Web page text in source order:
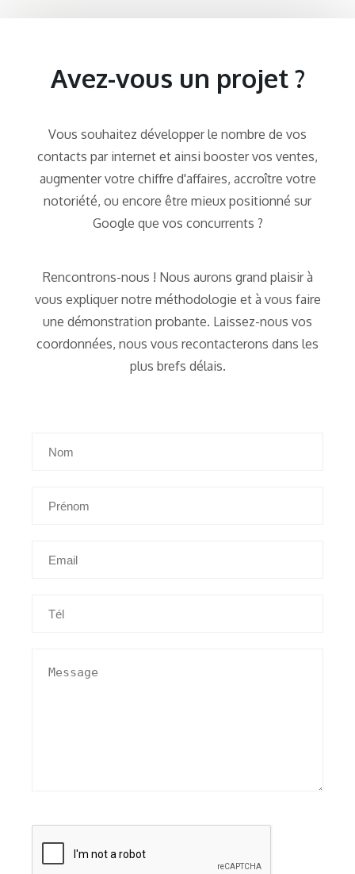
Avez-vous un projet ?
Vous souhaitez développer le nombre de vos
contacts par internet et ainsi booster vos ventes,
augmenter votre chiffre d'affaires, accroître votre
notoriété, ou encore être mieux positionné sur
Google que vos concurrents ?
Rencontrons-nous ! Nous aurons grand plaisir à
vous expliquer notre méthodologie et à vous faire
une démonstration probante. Laissez-nous vos
coordonnées, nous vous recontacterons dans les
plus brefs délais.